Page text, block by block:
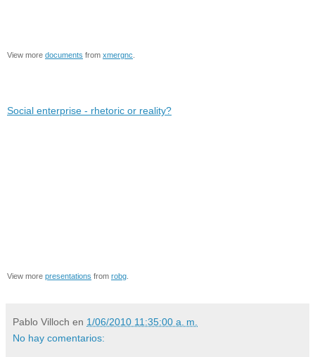
View more documents from xmergnc
Social enterprise - rhetoric or reality?
View more presentations from robg
Pablo Villoch en 1/06/2010 11:35:00 a. m.
No hay comentarios: